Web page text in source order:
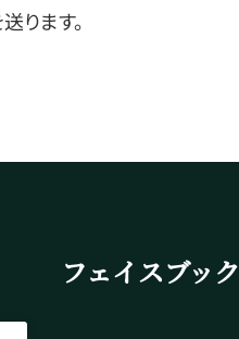
ります。
フェイスブック